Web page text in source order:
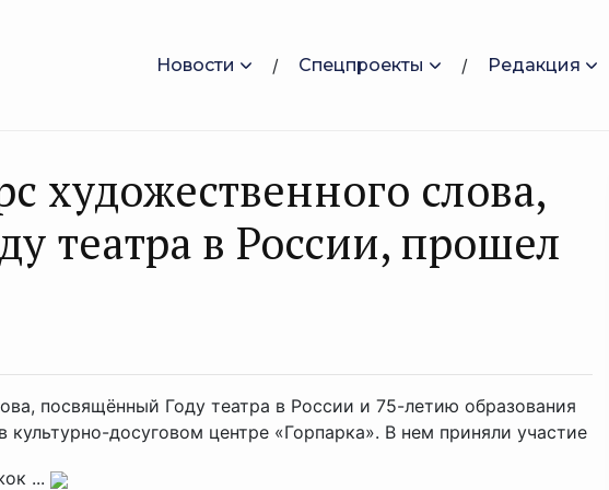
Новости Спецпроекты Редакция
художественного слова,
театра в России, прошел
посвящённый Году театра в России и 75-летию образования
досуговом центре «Горпарка». В нем приняли участие
...